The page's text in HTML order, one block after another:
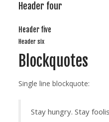
Header four
Header five
Header six
Blockquotes
Single line blockquote:
Stay hungry. Stay